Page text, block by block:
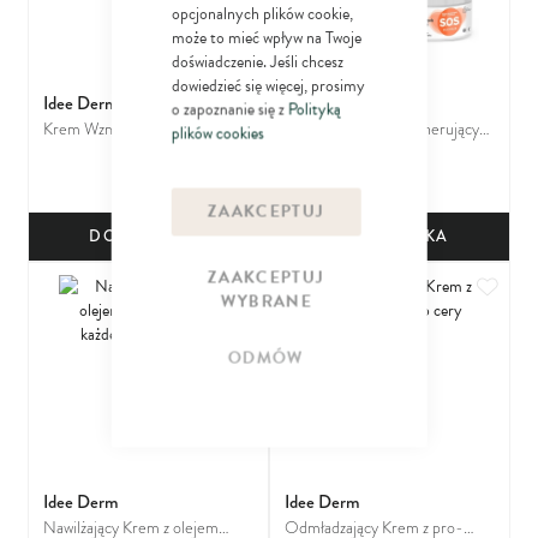
opcjonalnych plików cookie,
może to mieć wpływ na Twoje
doświadczenie. Jeśli chcesz
dowiedzieć się więcej, prosimy
o zapoznanie się zPolityką
plików cookies
ZAAKCEPTUJ
ZAAKCEPTUJ
WYBRANE
ODMÓW
Idee Derm
Krem Wzmacniający na
zaczerwienionej, z widocznymi
naczynkami i wrażliwej
DO KOSZYKA
Idee Derm
Oleokrem multiregenerujący
DO KOSZYKA
Idee Derm
Nawilżający Krem z olejem
Dodaj do ulubionych
Idee Derm
Odmładzający Krem z pro-